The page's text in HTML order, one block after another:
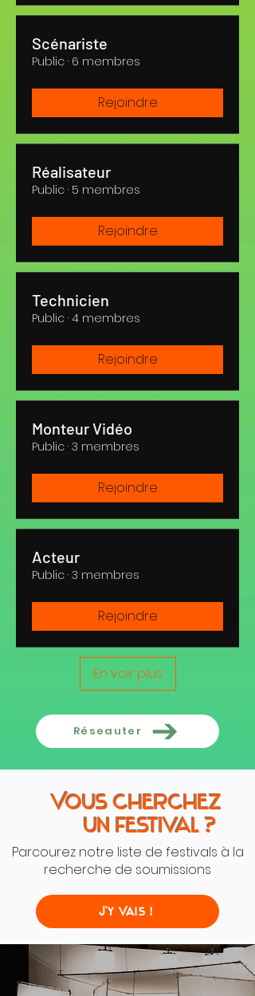
Scénariste
Public · 6 membres
Rejoindre
Réalisateur
Public · 5 membres
Rejoindre
Technicien
Public · 4 membres
Rejoindre
Monteur Vidéo
Public · 3 membres
Rejoindre
Acteur
Public · 3 membres
Rejoindre
En voir plus
Réseauter
Vous cherchez
Un festival ?
Parcourez notre liste de festivals à la
recherche de soumissions
J'y Vais !